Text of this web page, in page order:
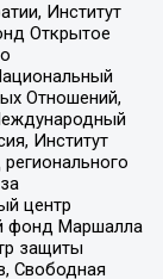
Институт
Открытое
Отношений,
Институт
центр
фонд Маршалла
защиты
Свободная